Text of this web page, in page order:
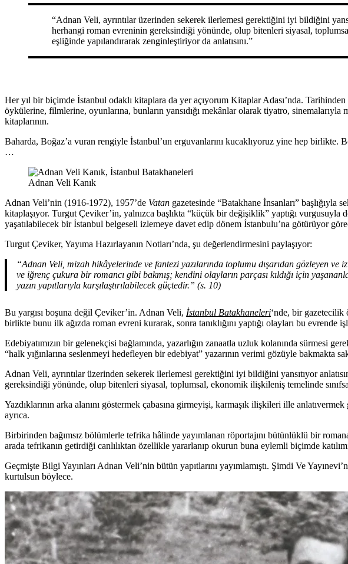
“Adnan Veli, ayrıntılar üzerinden sekerek ilerlemesi gerektiğini iyi bildiğini
herhangi roman evreninin gereksindiği yönünde, olup bitenleri siyasal,
eşliğinde yapılandırarak zenginleştiriyor da anlatısını.”
Her yıl bir biçimde İstanbul odaklı kitaplara da yer açıyorum Kitaplar Adası’nda.
öykülerine, filmlerine, oyunlarına, bunların yansıdığı mekânlar olarak tiyatro,
kitaplarının.
Baharda, Boğaz’a vuran rengiyle İstanbul’un erguvanlarını kucaklıyoruz yine hep
…
Adnan Veli Kanık
Adnan Veli’nin (1916-1972), 1957’de Vatan gazetesinde “Batakhane İnsanları”
kitaplaşıyor. Turgut Çeviker’in, yalnızca başlıkta “küçük bir değişiklik” yaptığı vurgusuyla
yaşatılabilecek bir İstanbul belgeseli izlemeye davet edip dönem İstanbulu’na götürüyor
Turgut Çeviker, Yayıma Hazırlayanın Notları’nda, şu değerlendirmesini paylaşıyor:
“Adnan Veli, mizah hikâyelerinde ve fantezi yazılarında toplumu dışarıdan gözleyen
ve iğrenç çukura bir romancı gibi bakmış; kendini olayların parçası kıldığı için
yazın yapıtlarıyla karşılaştırılabilecek güçtedir.” (s. 10)
Bu yargısı boşuna değil Çeviker’in. Adnan Veli, İstanbul Batakhaneleri‘nde, bir gazetecilik
birlikte bunu ilk ağızda roman evreni kurarak, sonra tanıklığını yaptığı olayları bu evrende
Edebiyatımızın bir gelenekçisi bağlamında, yazarlığın zanaatla uzluk kolanında sürmesi
“halk yığınlarına seslenmeyi hedefleyen bir edebiyat” yazarının verimi gözüyle bakmakta
Adnan Veli, ayrıntılar üzerinden sekerek ilerlemesi gerektiğini iyi bildiğini yansıtıyor
gereksindiği yönünde, olup bitenleri siyasal, toplumsal, ekonomik ilişkileniş temelinde
Yazdıklarının arka alanını göstermek çabasına girmeyişi, karmaşık ilişkileri ille
ayrıca.
Birbirinden bağımsız bölümlerle tefrika hâlinde yayımlanan röportajını bütünlüklü bir
arada tefrikanın getirdiği canlılıktan özellikle yararlanıp okurun buna eylemli biçimde
Geçmişte Bilgi Yayınları Adnan Veli’nin bütün yapıtlarını yayımlamıştı. Şimdi Ve
kurtulsun böylece.